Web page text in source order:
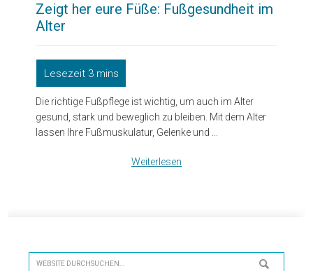
Zeigt her eure Füße: Fußgesundheit im
Alter
Die richtige Fußpflege ist wichtig, um auch im Alter
gesund, stark und beweglich zu bleiben. Mit dem Alter
lassen Ihre Fußmuskulatur, Gelenke und ...
Weiterlesen
Website